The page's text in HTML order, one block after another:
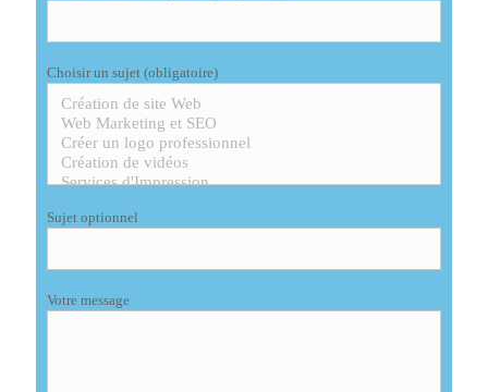
Choisir un sujet (obligatoire)
Sujet optionnel
Votre message